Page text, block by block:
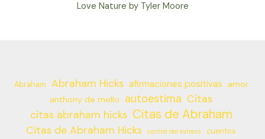
Love Nature by Tyler Moore
Abraham Abraham Hicks afirmaciones positivas
amor
anthony de mello
autoestima Citas
citas abraham hicks Citas de Abraham
Citas de Abraham Hicks control del estress cuentos